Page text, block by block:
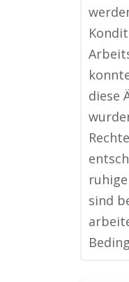
diese
sind